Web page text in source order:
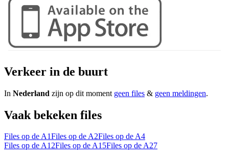
Verkeer in de buurt
In Nederland zijn op dit moment geen files & geen meldingen.
Vaak bekeken files
Files op de A1Files op de A2Files op de A4
Files op de A12Files op de A15Files op de A27